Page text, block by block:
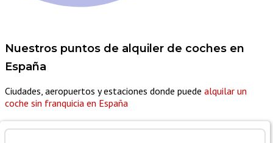
Nuestros puntos de alquiler de coches en
España
Ciudades, aeropuertos y estaciones donde puede alquilar un
coche sin franquicia en España